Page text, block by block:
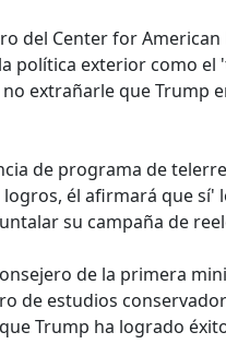
del Center for
política exterior como
extrañarle que Trump
de programa de
él afirmará que sí'
su campaña de
de la primera
de estudios
Trump ha logrado